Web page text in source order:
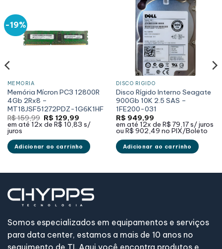
-19%
MEMÓRIA
Memória Mícron PC3 12800R
4Gb 2Rx8 –
MT18JSF51272PDZ-1G6K1HF
R$159,99 O
preço
original
R$ 159,99.
R$ 129,99O
preço
atual
R$ 129,99.
em até12x de R$ 10,83 s/
juros
Adicionar ao carrinho
DISCO RÍGIDO
Disco Rígido Interno Seagate
900Gb 10K 2.5 SAS –
1FE200-031
R$ 949,99
em até 12x de R$ 79,17s/ juros
ou R$ 902,49 no PIX/Boleto
Adicionar ao carrinho
Somos especializados em equipamentos e serviços
para data center, estamos a mais de 10 anos no
seguimento de TI. Aqui você encontra produtos e